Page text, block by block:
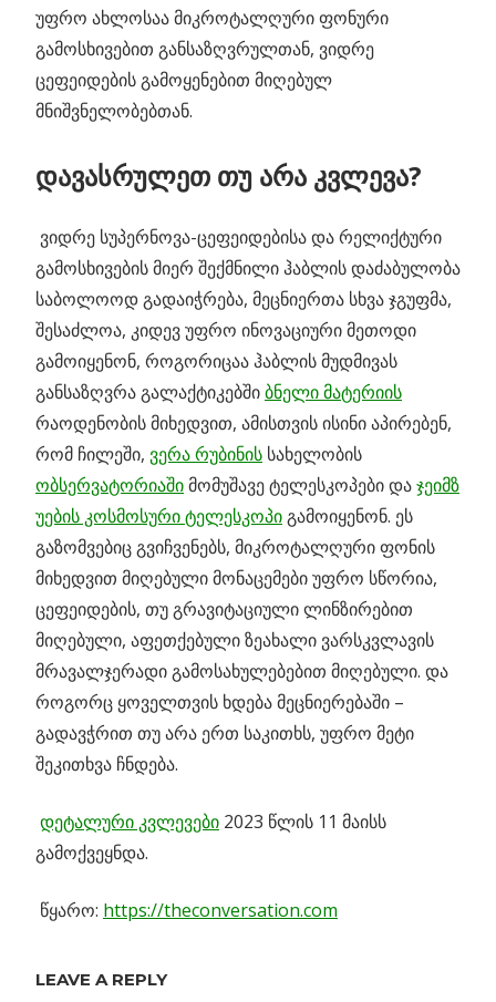
უფრო ახლოსაა მიკროტალღური ფონური
გამოსხივებით განსაზღვრულთან, ვიდრე
ცეფეიდების გამოყენებით მიღებულ
მნიშვნელობებთან.
დავასრულეთ თუ არა კვლევა?
ვიდრე სუპერნოვა-ცეფეიდებისა და რელიქტური
გამოსხივების მიერ შექმნილი ჰაბლის დაძაბულობა
საბოლოოდ გადაიჭრება, მეცნიერთა სხვა ჯგუფმა,
შესაძლოა, კიდევ უფრო ინოვაციური მეთოდი
გამოიყენონ, როგორიცაა ჰაბლის მუდმივას
განსაზღვრა გალაქტიკებშიბნელი მატერიის
რაოდენობის მიხედვით, ამისთვის ისინი აპირებენ,
რომ ჩილეში, ვერა რუბინის სახელობის
ობსერვატორიაშიმომუშავე ტელესკოპები დაჯეიმზ
უების კოსმოსური ტელესკოპიგამოიყენონ. ეს
გაზომვებიც გვიჩვენებს, მიკროტალღური ფონის
მიხედვით მიღებული მონაცემები უფრო სწორია,
ცეფეიდების, თუ გრავიტაციული ლინზირებით
მიღებული, აფეთქებული ზეახალი ვარსკვლავის
მრავალჯერადი გამოსახულებებით მიღებული. და
როგორც ყოველთვის ხდება მეცნიერებაში –
გადავჭრით თუ არა ერთ საკითხს, უფრო მეტი
შეკითხვა ჩნდება.
დეტალური კვლევები 2023 წლის 11 მაისს
გამოქვეყნდა.
წყარო: https://theconversation.com
Previous
LEAVE A REPLY